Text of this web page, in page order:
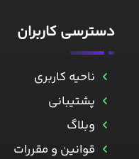
دسترسی کاربران
ناحیه کاربری
پشتیبانی
وبلاگ
قوانین و مقررات